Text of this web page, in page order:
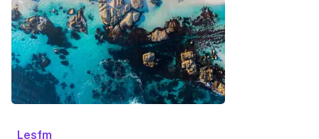
Lesfm